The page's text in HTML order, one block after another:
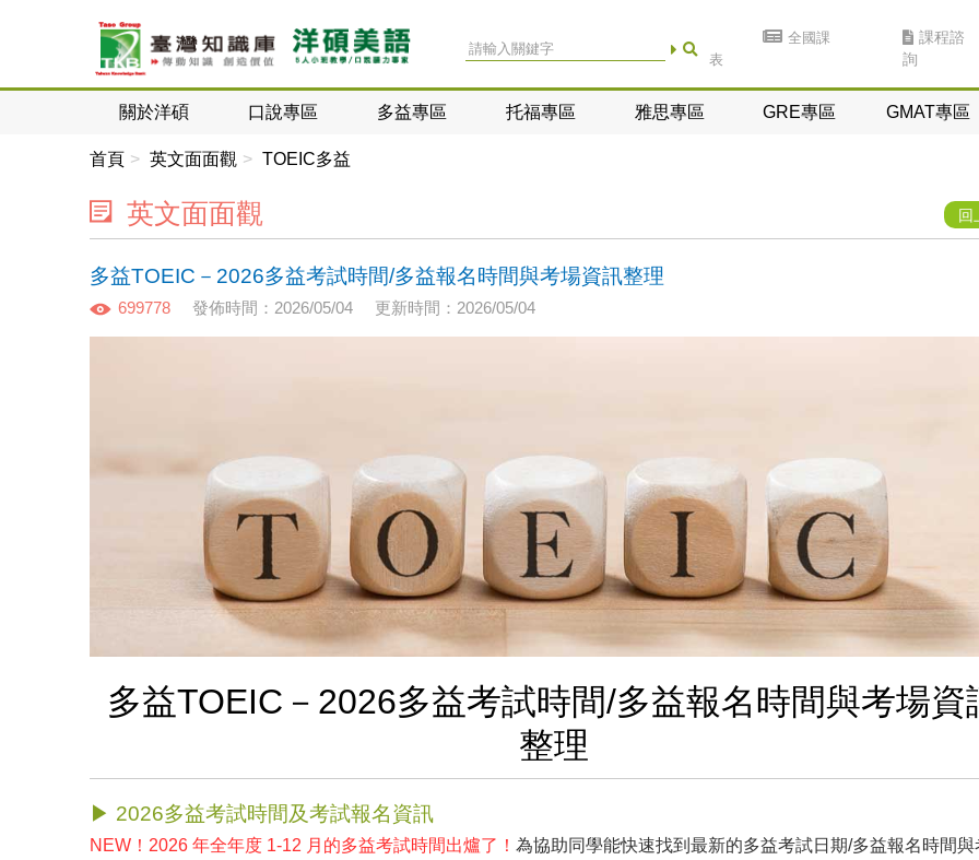
全國課
表
課程諮
詢
關於洋碩 口說專區 多益專區 托福專區 雅思專區 GRE專區 GMAT專區
首頁 英文面面觀 TOEIC多益
英文面面觀 回
多益TOEIC－2026多益考試時間/多益報名時間與考場資訊整理
699778 發佈時間：2026/05/04 更新時間：2026/05/04
多益TOEIC－2026多益考試時間/多益報名時間與考場資
整理
▶ 2026多益考試時間及考試報名資訊
NEW！2026 年全年度 1-12 月的多益考試時間出爐了！ 為協助同學能快速找到最新的多益考試日期/多益報名時間與